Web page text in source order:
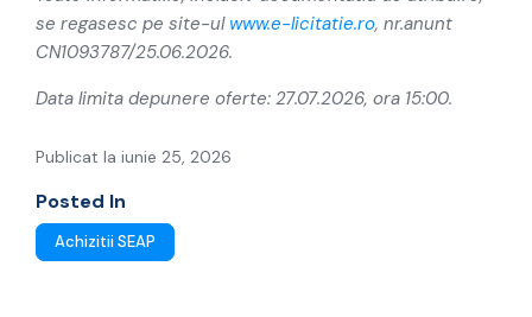
se regasesc pe site-ul www.e-licitatie.ro, nr.anunt
CN1093787/25.06.2026.
Data limita depunere oferte: 27.07.2026, ora 15:00.
Publicat la iunie 25, 2026
Posted In
Achizitii SEAP